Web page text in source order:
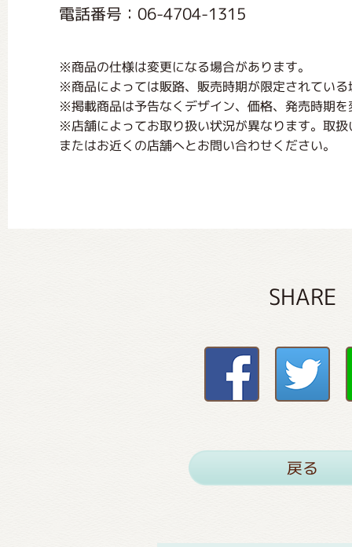
電話番号：06-4704-1315
※商品の仕様は変更になる場合があります。
※商品によっては販路、販売時期が限定されてい
※掲載商品は予告なくデザイン、価格、発売時期
※店舗によってお取り扱い状況が異なります。取
またはお近くの店舗へとお問い合わせください。
SHARE
戻る